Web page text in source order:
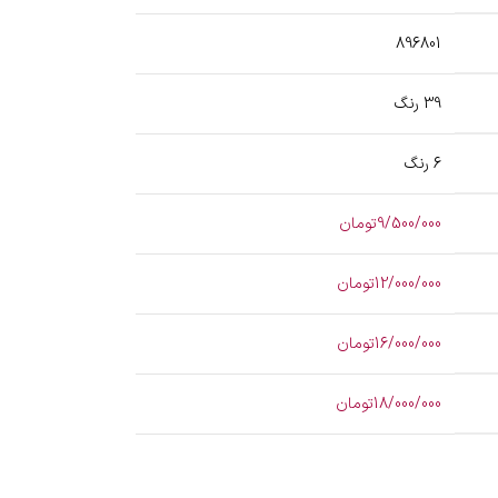
896801
39 رنگ
6 رنگ
9/500/000تومان
12/000/000تومان
16/000/000تومان
18/000/000تومان